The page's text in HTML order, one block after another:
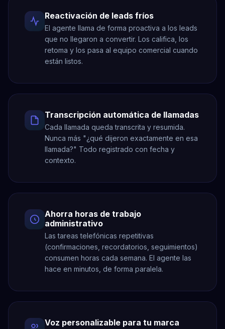
Reactivación de leads fríos
El agente llama de forma proactiva a los leads
que no llegaron a convertir. Los califica, los
retoma y los pasa al equipo comercial cuando
están listos.
Transcripción automática de llamadas
Cada llamada queda transcrita y resumida.
Nunca más "¿qué dijeron exactamente en esa
llamada?" Todo registrado con fecha y
contexto.
Ahorra horas de trabajo
administrativo
Las tareas telefónicas repetitivas
(confirmaciones, recordatorios, seguimientos)
consumen horas cada semana. El agente las
hace en minutos, de forma paralela.
Voz personalizable para tu marca